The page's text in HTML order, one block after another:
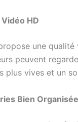
HD
une
peuvent
plus vives et un
Bien